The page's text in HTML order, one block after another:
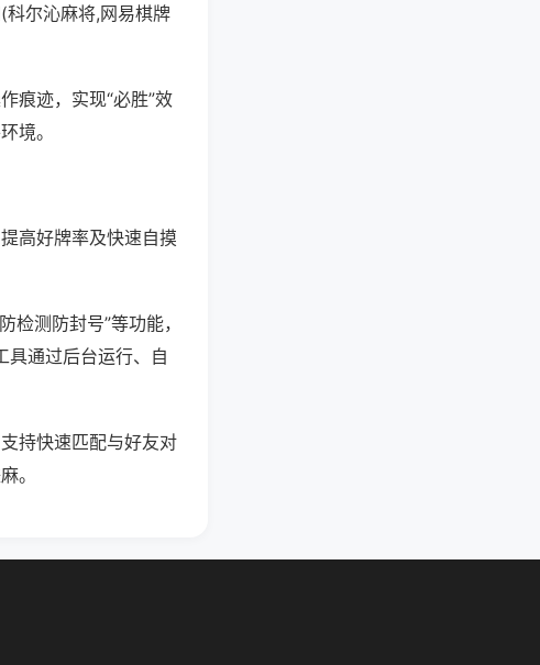
尔沁麻将,网易棋牌
痕迹，实现“必胜”效
境。
高好牌率及快速自摸
检测防封号”等功能，
具通过后台运行、自
持快速匹配与好友对
。